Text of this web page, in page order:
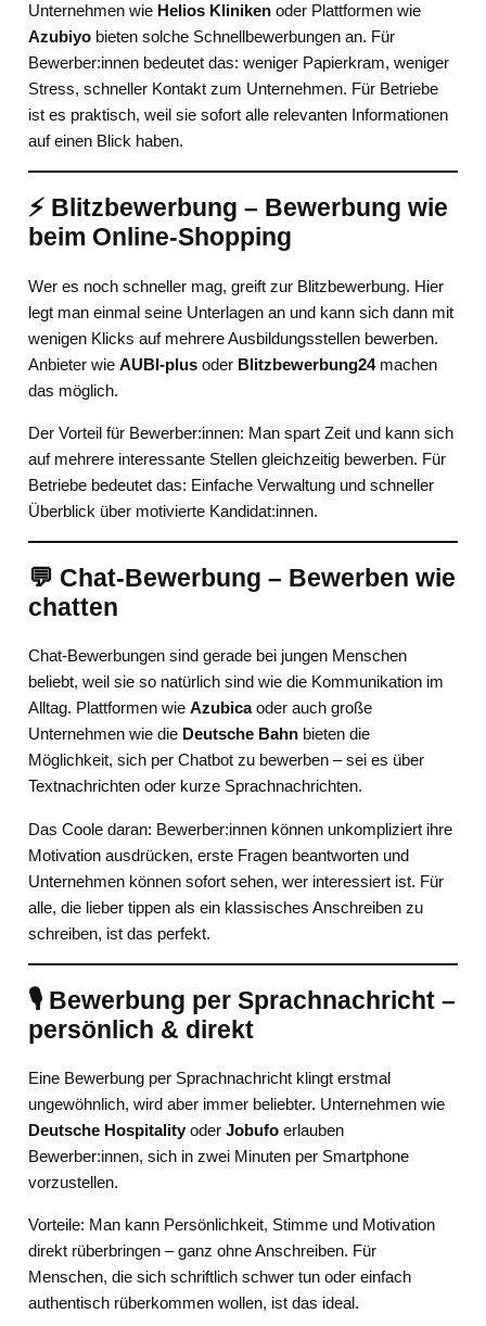
Unternehmen wie Helios Klinikenoder Plattformen wie
Azubiyobieten solche Schnellbewerbungen an. Für
Bewerber:innen bedeutet das: weniger Papierkram, weniger
Stress, schneller Kontakt zum Unternehmen. Für Betriebe
ist es praktisch, weil sie sofort alle relevanten Informationen
auf einen Blick haben.
⚡ Blitzbewerbung – Bewerbung wie
beim Online-Shopping
Wer es noch schneller mag, greift zur Blitzbewerbung. Hier
legt man einmal seine Unterlagen an und kann sich dann mit
wenigen Klicks auf mehrere Ausbildungsstellen bewerben.
Anbieter wie AUBI-plusoder Blitzbewerbung24machen
das möglich.
Der Vorteil für Bewerber:innen: Man spart Zeit und kann sich
auf mehrere interessante Stellen gleichzeitig bewerben. Für
Betriebe bedeutet das: Einfache Verwaltung und schneller
Überblick über motivierte Kandidat:innen.
💬 Chat-Bewerbung – Bewerben wie
chatten
Chat-Bewerbungen sind gerade bei jungen Menschen
beliebt, weil sie so natürlich sind wie die Kommunikation im
Alltag. Plattformen wie Azubicaoder auch große
Unternehmen wie die Deutsche Bahnbieten die
Möglichkeit, sich per Chatbot zu bewerben – sei es über
Textnachrichten oder kurze Sprachnachrichten.
Das Coole daran: Bewerber:innen können unkompliziert ihre
Motivation ausdrücken, erste Fragen beantworten und
Unternehmen können sofort sehen, wer interessiert ist. Für
alle, die lieber tippen als ein klassisches Anschreiben zu
schreiben, ist das perfekt.
🎙️ Bewerbung per Sprachnachricht –
persönlich & direkt
Eine Bewerbung per Sprachnachricht klingt erstmal
ungewöhnlich, wird aber immer beliebter. Unternehmen wie
Deutsche Hospitalityoder Jobufoerlauben
Bewerber:innen, sich in zwei Minuten per Smartphone
vorzustellen.
Vorteile: Man kann Persönlichkeit, Stimme und Motivation
direkt rüberbringen – ganz ohne Anschreiben. Für
Menschen, die sich schriftlich schwer tun oder einfach
authentisch rüberkommen wollen, ist das ideal.